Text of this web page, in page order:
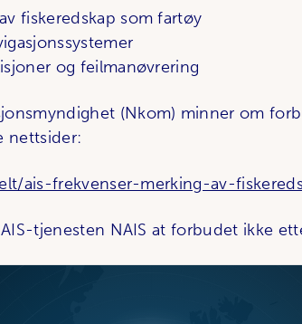
fiskeredskap som fartøy
og feilmanøvrering
(Nkom) minner om
nettsider:
ais-frekvenser-merking-av-
tjenesten NAIS at forbudet ikke